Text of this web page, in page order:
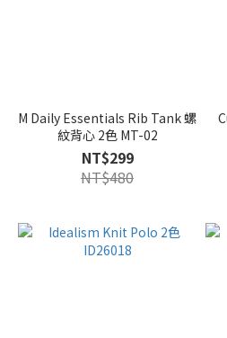
M Daily Essentials Rib Tank 螺
紋背心 2色 MT-02
NT$299
NT$480